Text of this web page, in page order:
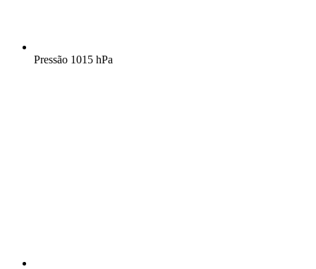
Pressão 1015 hPa